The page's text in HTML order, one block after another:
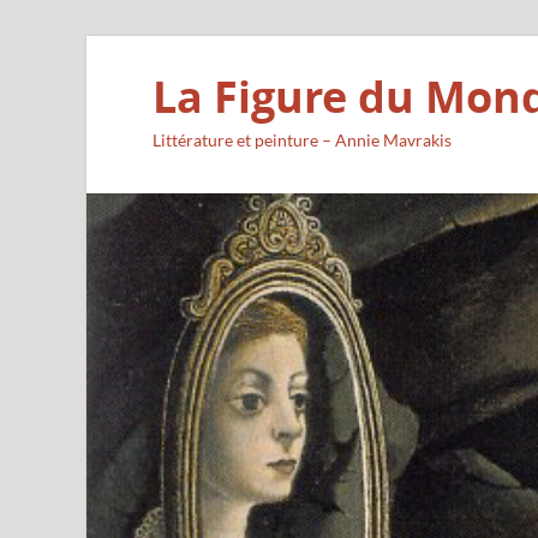
La Figure du
Littérature et peinture – Annie Mavrakis